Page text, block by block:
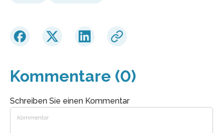
Kommentare (0)
Schreiben Sie einen Kommentar